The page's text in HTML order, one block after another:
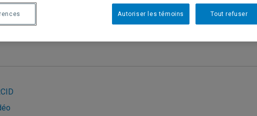
Tout refuser
Autoriser les témoins